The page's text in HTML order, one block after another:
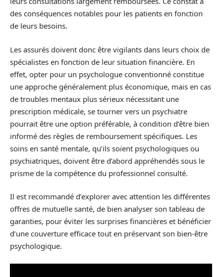
des conséquences notables pour les patients en fonction
de leurs besoins.
Les assurés doivent donc être vigilants dans leurs choix de
spécialistes en fonction de leur situation financière. En
effet, opter pour un psychologue conventionné constitue
une approche généralement plus économique, mais en cas
de troubles mentaux plus sérieux nécessitant une
prescription médicale, se tourner vers un psychiatre
pourrait être une option préférable, à condition d’être bien
informé des règles de remboursement spécifiques. Les
soins en santé mentale, qu’ils soient psychologiques ou
psychiatriques, doivent être d’abord appréhendés sous le
prisme de la compétence du professionnel consulté.
Il est recommandé d’explorer avec attention les différentes
offres de mutuelle santé, de bien analyser son tableau de
garanties, pour éviter les surprises financières et bénéficier
d’une couverture efficace tout en préservant son bien-être
psychologique.